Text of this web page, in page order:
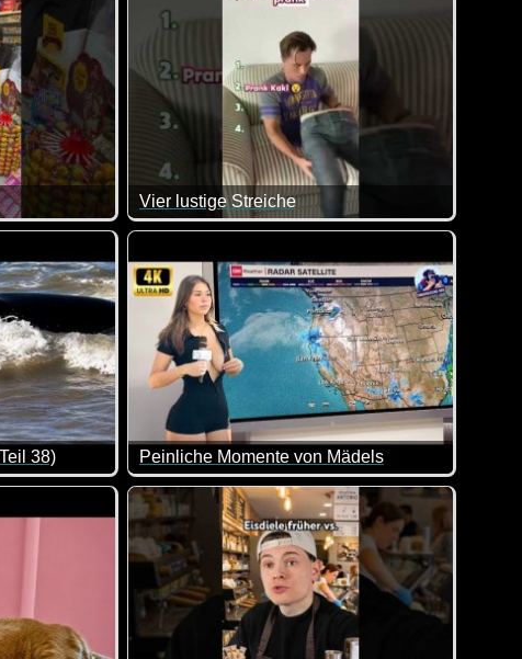
man einfach respektieren ;-)
Vier lustige Streiche
38)
von lustigen Videos. Klasse gemacht, da von allem was dabei
Peinliche Momente von Mädels